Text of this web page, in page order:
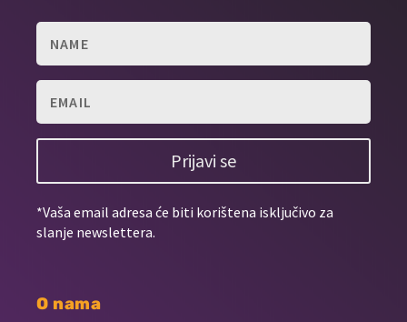
Prijavi se
*Vaša email adresa će biti korištena isključivo za
slanje newslettera.
O nama